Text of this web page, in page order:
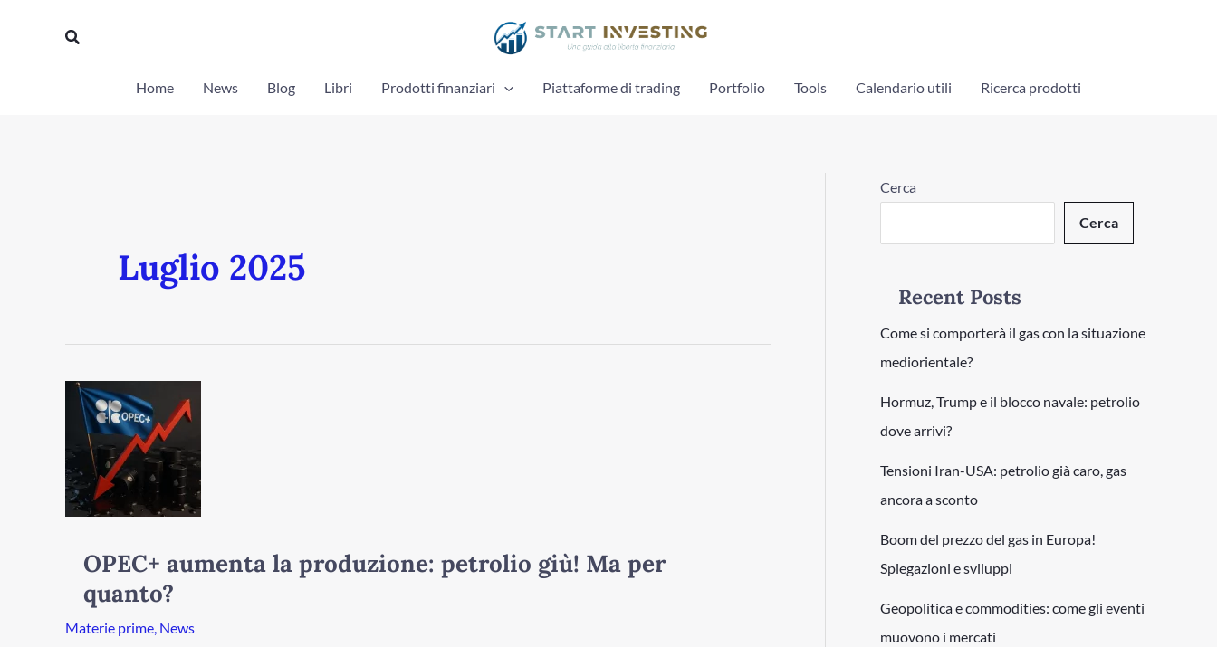
Cerca
Home News Blog Libri Prodotti finanziari Piattaforme di trading Portfolio Tools Calendario utili Ricerca prodotti
Luglio 2025
OPEC+ aumenta la produzione: petrolio giù! Ma per
quanto?
Materie prime, News
OPEC+
aumenta
produzione:
petrolio
giù!
per
Cerca
Cerca
Recent Posts
Come si comporterà il gas con la situazione
mediorientale?
Hormuz, Trump e il blocco navale: petrolio
dove arrivi?
Tensioni Iran-USA: petrolio già caro, gas
ancora a sconto
Boom del prezzo del gas in Europa!
Spiegazioni e sviluppi
Geopolitica e commodities: come gli eventi
muovono i mercati